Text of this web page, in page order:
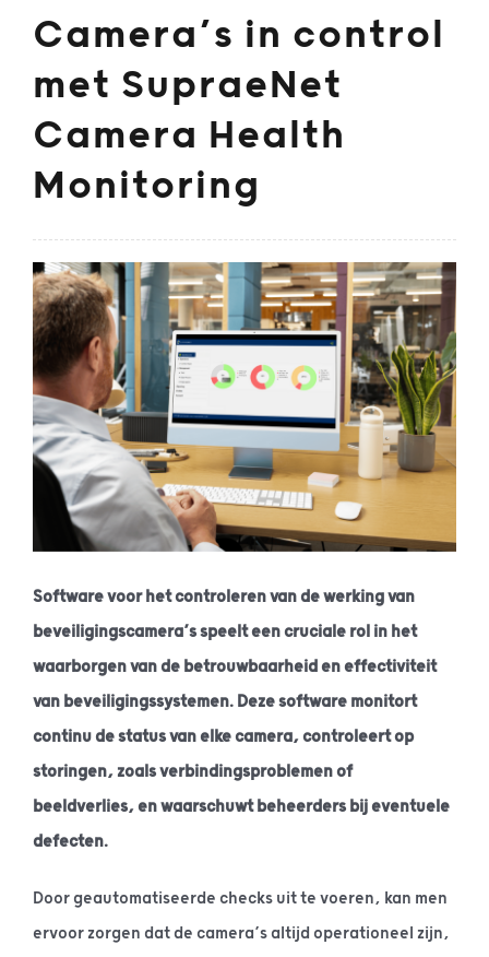
Camera’s in control
met SupraeNet
Camera Health
Monitoring
Software voor het controleren van de werking van
beveiligingscamera’s speelt een cruciale rol in het
waarborgen van de betrouwbaarheid en effectiviteit
van beveiligingssystemen. Deze software monitort
continu de status van elke camera, controleert op
storingen, zoals verbindingsproblemen of
beeldverlies, en waarschuwt beheerders bij eventuele
defecten.
Door geautomatiseerde checks uit te voeren, kan men
ervoor zorgen dat de camera’s altijd operationeel zijn,